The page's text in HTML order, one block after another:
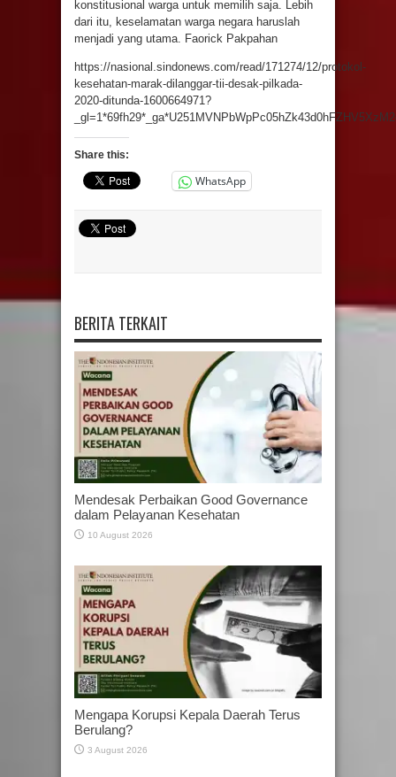
konstitusional warga untuk memilih saja. Lebih
dari itu, keselamatan warga negara haruslah
menjadi yang utama. Faorick Pakpahan
https://nasional.sindonews.com/read/171274/12/protokol-
kesehatan-marak-dilanggar-tii-desak-pilkada-
2020-ditunda-1600664971?
Share this:
WhatsApp
BERITA TERKAIT
Mendesak Perbaikan Good Governance
dalam Pelayanan Kesehatan
10 August 2026
Mengapa Korupsi Kepala Daerah Terus
Berulang?
3 August 2026